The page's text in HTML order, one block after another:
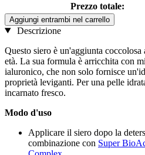
Prezzo totale:
Aggiungi entrambi nel carrello
Descrizione
Questo siero è un'aggiunta
età. La sua formula è arricchita con
ialuronico, che non solo fornisce
proprietà leviganti. Per una pelle
incarnato fresco.
Modo d'uso
Applicare il siero dopo la
combinazione con Super